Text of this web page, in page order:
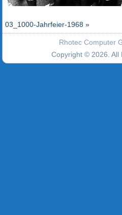
03_1000-Jahrfeier-1968 »
Rhotec Computer
Copyright © 2026. All